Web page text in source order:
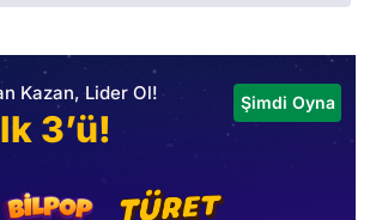
Kazan, Lider Ol!
3’ü!
Şimdi Oyna